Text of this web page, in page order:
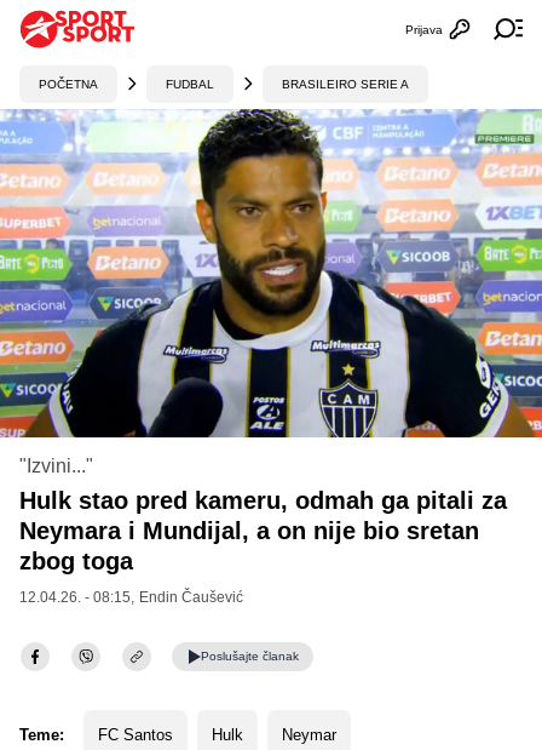
Otvori
Prijava
POČETNA FUDBAL BRASILEIRO SERIE A
"Izvini..."
Hulk stao pred kameru, odmah ga pitali za
Neymara i Mundijal, a on nije bio sretan
zbog toga
12.04.26. - 08:15, Endin Čaušević
Poslušajte članak
Teme: FC Santos Hulk Neymar